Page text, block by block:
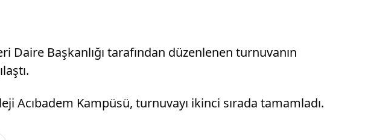
Daire Başkanlığı tarafından düzenlenen turnuvanın
Acıbadem Kampüsü, turnuvayı ikinci sırada tamamladı.